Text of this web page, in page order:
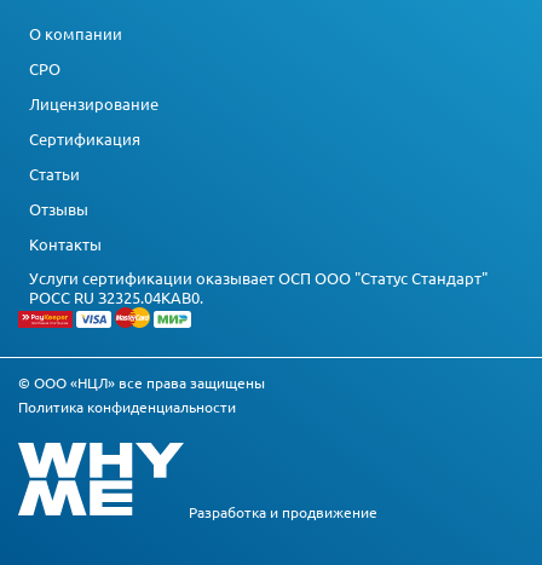
О компании
СРО
Лицензирование
Сертификация
Статьи
Отзывы
Контакты
Услуги сертификации оказывает ОСП ООО "Статус Стандарт"
РОСС RU З2325.04КАВ0.
© ООО «НЦЛ» все права защищены
Политика конфиденциальности
Разработка и продвижение